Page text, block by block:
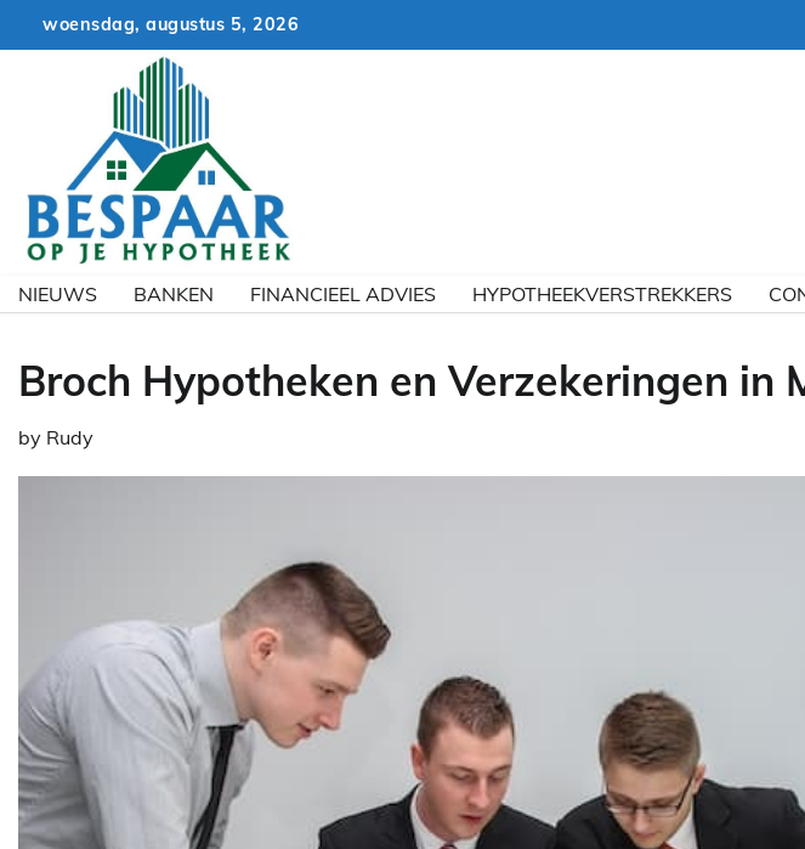
woensdag, augustus 5, 2026
NIEUWS BANKEN FINANCIEEL ADVIES HYPOTHEEKVERSTREKKERS
Broch Hypotheken en Verzekeringen in
by Rudy